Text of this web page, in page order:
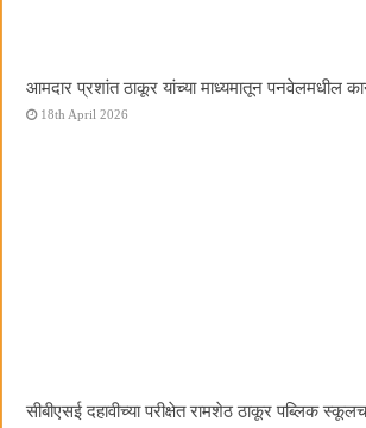
आमदार प्रशांत ठाकूर यांच्या माध्यमातून पनवेलमधील
18th April 2026
सीबीएसई दहावीच्या परीक्षेत रामशेठ ठाकूर पब्लिक